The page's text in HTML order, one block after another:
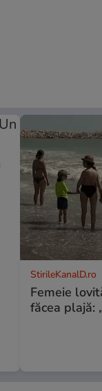
StirileKanalD.ro
Femeie
făcea plajă: